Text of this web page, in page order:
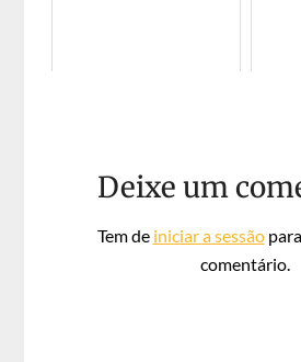
Deixe um
Tem de iniciar a sessão
comentário.